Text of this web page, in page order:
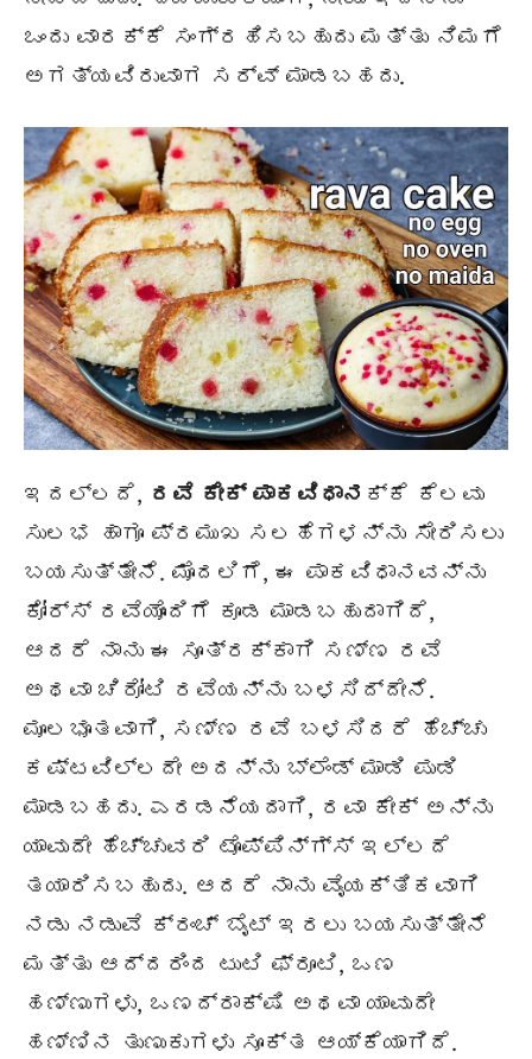
ಒಂದು ವಾರಕ್ಕೆ ಸಂಗ್ರಹಿಸಬಹುದು ಮತ್ತು ನಿಮಗೆ
ಅಗತ್ಯವಿರುವಾಗ ಸರ್ವ್ ಮಾಡಬಹದು.
ಇದಲ್ಲದೆ, ರವೆ ಕೇಕ್ ಪಾಕವಿಧಾನ ಕ್ಕೆ ಕೆಲವು
ಸುಲಭ ಹಾಗೂ ಪ್ರಮುಖ ಸಲಹೆಗಳನ್ನು ಸೇರಿಸಲು
ಬಯಸುತ್ತೇನೆ. ಮೊದಲಿಗೆ, ಈ ಪಾಕವಿಧಾನವನ್ನು
ಕೋರ್ಸ್ ರವೆಯೊಂದಿಗೆ ಕೂಡ ಮಾಡಬಹುದಾಗಿದೆ,
ಆದರೆ ನಾನು ಈ ಸೂತ್ರಕ್ಕಾಗಿ ಸಣ್ಣ ರವೆ
ಅಥವಾ ಚಿರೋಟಿ ರವೆಯನ್ನು ಬಳಸಿದ್ದೇನೆ.
ಮೂಲಭೂತವಾಗಿ, ಸಣ್ಣ ರವೆ ಬಳಸಿದರೆ ಹೆಚ್ಚು
ಕಷ್ಟವಿಲ್ಲದೇ ಅದನ್ನು ಬ್ಲೆಂಡ್ ಮಾಡಿ ಪುಡಿ
ಮಾಡಬಹದು. ಎರಡನೆಯದಾಗಿ, ರವಾ ಕೇಕ್ ಅನ್ನು
ಯಾವುದೇ ಹೆಚ್ಚುವರಿ ಟೊಪ್ಪಿನ್ಗ್ಸ್ ಇಲ್ಲದೆ
ತಯಾರಿಸಬಹುದು. ಆದರೆ ನಾನು ವೈಯಕ್ತಿಕವಾಗಿ
ನಡು ನಡುವೆ ಕ್ರಂಚ್ ಬೈಟ್ ಇರಲು ಬಯಸುತ್ತೇನೆ
ಮತ್ತು ಆದ್ದರಿಂದ ಟುಟಿ ಫ್ರೂಟಿ, ಒಣ
ಹಣ್ಣುಗಳು, ಒಣದ್ರಾಕ್ಷಿ ಅಥವಾ ಯಾವುದೇ
ಹಣ್ಣಿನ ತುಣುಕುಗಳು ಸೂಕ್ತ ಆಯ್ಕೆಯಾಗಿದೆ.